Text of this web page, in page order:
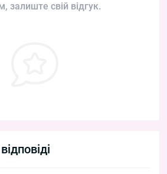
залиште свій відгук.